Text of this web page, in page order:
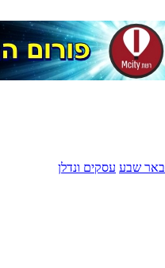
באר שבע עסקים ונדלן